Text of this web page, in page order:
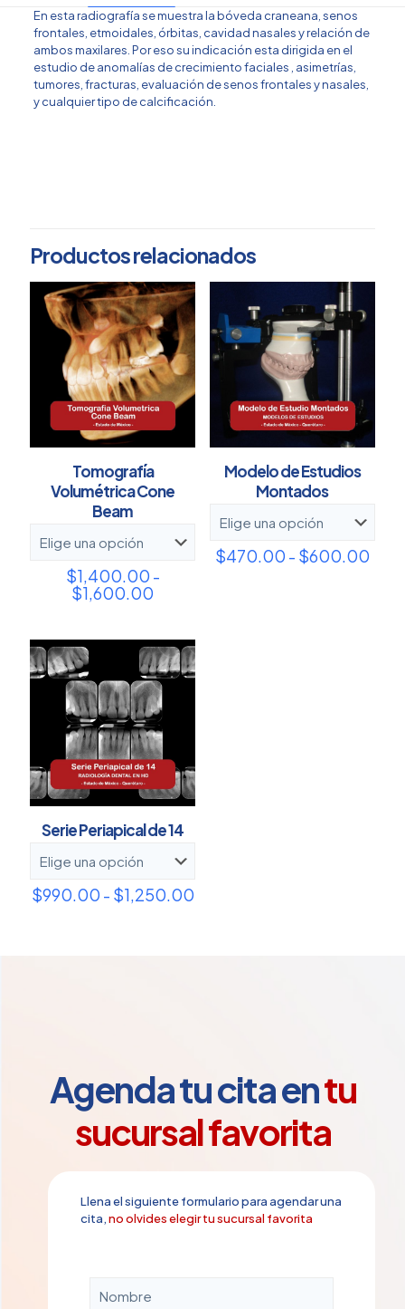
En esta radiografía se muestra la bóveda craneana, senos
frontales, etmoidales, órbitas, cavidad nasales y relación de
ambos maxilares. Por eso su indicación esta dirigida en el
estudio de anomalías de crecimiento faciales , asimetrías,
tumores, fracturas, evaluación de senos frontales y nasales,
y cualquier tipo de calcificación.
Productos relacionados
Tomografía
Volumétrica Cone
Beam
$1,400.00 -
$1,600.00
desde
$1,400.00
hasta
$1,600.00
Modelo de Estudios
Montados
$470.00 - $600.00
Serie Periapical de 14
$990.00 - $1,250.00Rango
Agenda tu cita entu
sucursal favorita
Llena el siguiente formulario para agendar una
cita,no olvides elegir tu sucursal favorita